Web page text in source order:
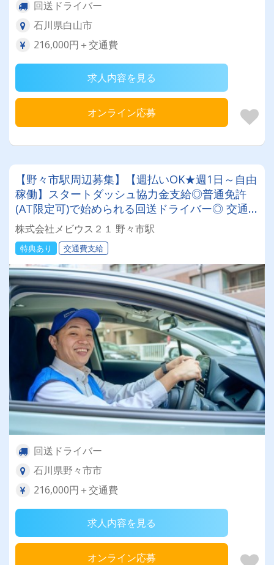
回送ドライバー
石川県白山市
216,000円＋交通費
求人内容を見る
オンライン応募
【野々市駅周辺募集】【週払いOK★週1日～自由
稼働】スタートダッシュ協力金支給◎普通免許
(AT限定可)で始められる回送ドライバー◎ 交通
費全額支給＆直行直帰♪日本全国でスキマ時間を
有効活用！
株式会社メビウス２１ 野々市駅
特典あり 交通費支給
回送ドライバー
石川県野々市市
216,000円＋交通費
求人内容を見る
オンライン応募